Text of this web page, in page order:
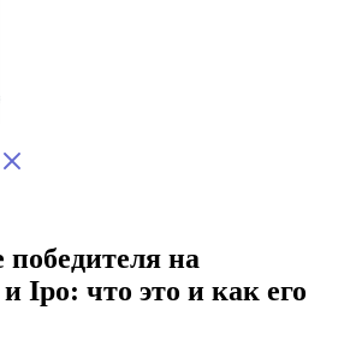
на
Ipo: что это и как его